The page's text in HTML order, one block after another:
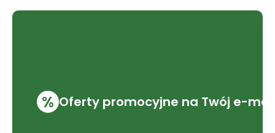
% Oferty promocyjne na Twój e-mail